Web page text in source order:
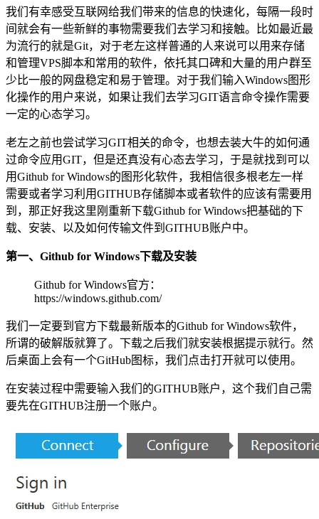
我们有幸感受互联网给我们带来的信息的快速化，每隔一段时
间就会有一些新鲜的事物需要我们去学习和接触。比如最近最
为流行的就是Git，对于老左这样普通的人来说可以用来存储
和管理VPS脚本和常用的软件，依托其口碑和大量的用户群至
少比一般的网盘稳定和易于管理。对于我们输入Windows图形
化操作的用户来说，如果让我们去学习GIT语言命令操作需要
一定的心态学习。
老左之前也尝试学习GIT相关的命令，也想去装大牛的如何通
过命令应用GIT，但是还真没有心态去学习，于是就找到可以
用Github for Windows的图形化软件，我相信很多根老左一样
需要或者学习利用GITHUB存储脚本或者软件的应该有需要用
到，那正好我这里刚重新下载Github for Windows把基础的下
载、安装、以及如何传输文件到GITHUB账户中。
第一、Github for Windows下载及安装
Github for Windows官方：
https://windows.github.com/
我们一定要到官方下载最新版本的Github for Windows软件，
所谓的破解版就算了。下载之后我们就安装根据提示就行。然
后桌面上会有一个GitHub图标，我们点击打开就可以使用。
在安装过程中需要输入我们的GITHUB账户，这个我们自己需
要先在GITHUB注册一个账户。